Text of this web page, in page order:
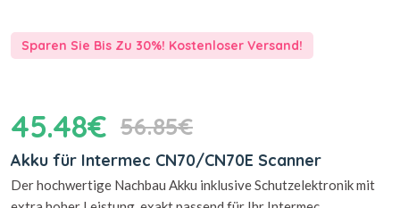
Sparen Sie Bis Zu 30%! Kostenloser Versand!
45.48€ 56.85€
Akku für Intermec CN70/CN70E Scanner
Der hochwertige Nachbau Akku inklusive Schutzelektronik mit